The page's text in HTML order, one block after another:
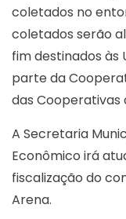
coletados no
coletados serão
fim destinados às
parte da
das Cooperativas
A Secretaria
Econômico irá
fiscalização do
Arena.